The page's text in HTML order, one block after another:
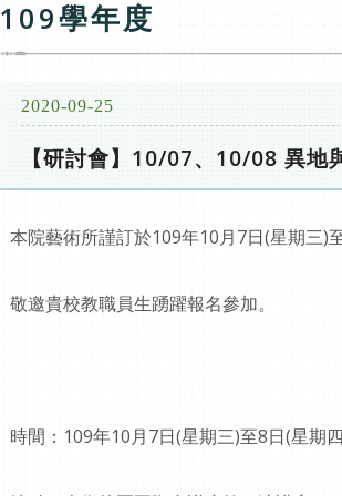
109學年度
2020-09-25
【研討會】10/07、10/08 異地
本院藝術所謹訂於109年10月7日(星期三)
敬邀貴校教職員生踴躍報名參加。
時間：109年10月7日(星期三)至8日(星期